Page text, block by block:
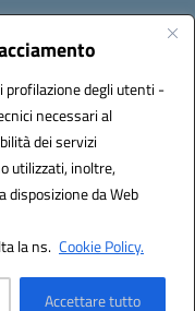
degli utenti -
necessari al
dei servizi
utilizzati, inoltre,
da Web
la ns. Cookie Policy.
Accettare tutto
(IPA): istsc_nais04100b
S.r.l.
Italia